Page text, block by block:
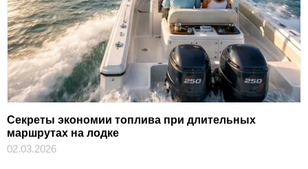
Секреты экономии топлива при длительных
маршрутах на лодке
02.03.2026